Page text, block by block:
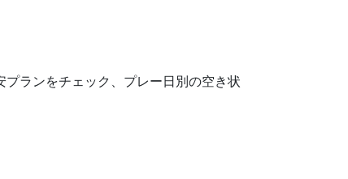
ランをチェック、プレー日別の空き状